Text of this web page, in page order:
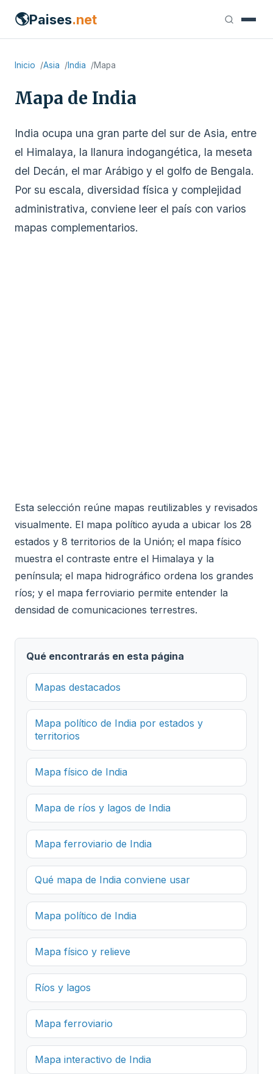
🌎Paises.net
Inicio Asia India Mapa
Mapa de India
India ocupa una gran parte del sur de Asia, entre
el Himalaya, la llanura indogangética, la meseta
del Decán, el mar Arábigo y el golfo de Bengala.
Por su escala, diversidad física y complejidad
administrativa, conviene leer el país con varios
mapas complementarios.
Esta selección reúne mapas reutilizables y revisados
visualmente. El mapa político ayuda a ubicar los 28
estados y 8 territorios de la Unión; el mapa físico
muestra el contraste entre el Himalaya y la
península; el mapa hidrográfico ordena los grandes
ríos; y el mapa ferroviario permite entender la
densidad de comunicaciones terrestres.
Qué encontrarás en esta página
Mapas destacados
Mapa político de India por estados y
territorios
Mapa físico de India
Mapa de ríos y lagos de India
Mapa ferroviario de India
Qué mapa de India conviene usar
Mapa político de India
Mapa físico y relieve
Ríos y lagos
Mapa ferroviario
Mapa interactivo de India